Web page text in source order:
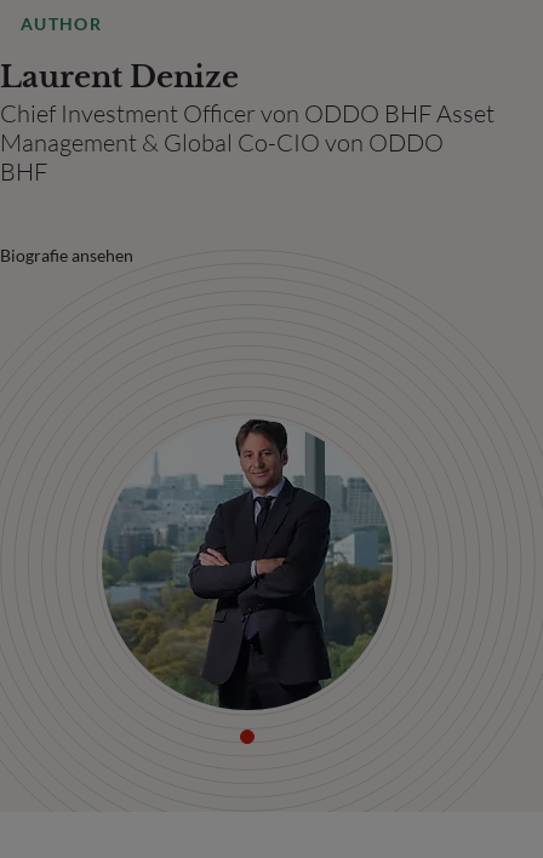
AUTHOR
Laurent Denize
Chief Investment Officer von ODDO BHF Asset
Management & Global Co-CIO von ODDO
BHF
Biografie ansehen